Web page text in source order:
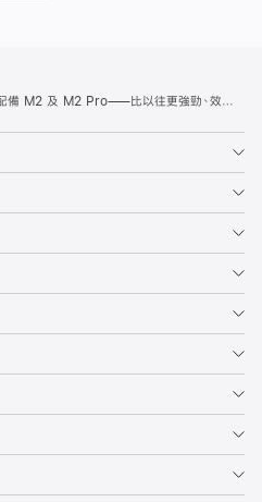
Pro——比以往更強勁、效能更出眾、更顯多才多藝